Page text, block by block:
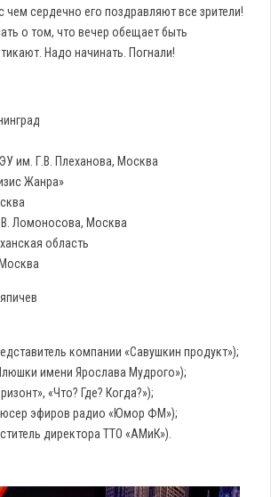
чем сердечно его поздравляют все зрители!
о том, что вечер обещает быть
Надо начинать. Погнали!
им. Г.В. Плеханова, Москва
Жанра»
Ломоносова, Москва
область
компании «Савушкин продукт»);
имени Ярослава Мудрого»);
«Что? Где? Когда?»);
эфиров радио «Юмор ФМ»);
директора ТТО «АМиК»).